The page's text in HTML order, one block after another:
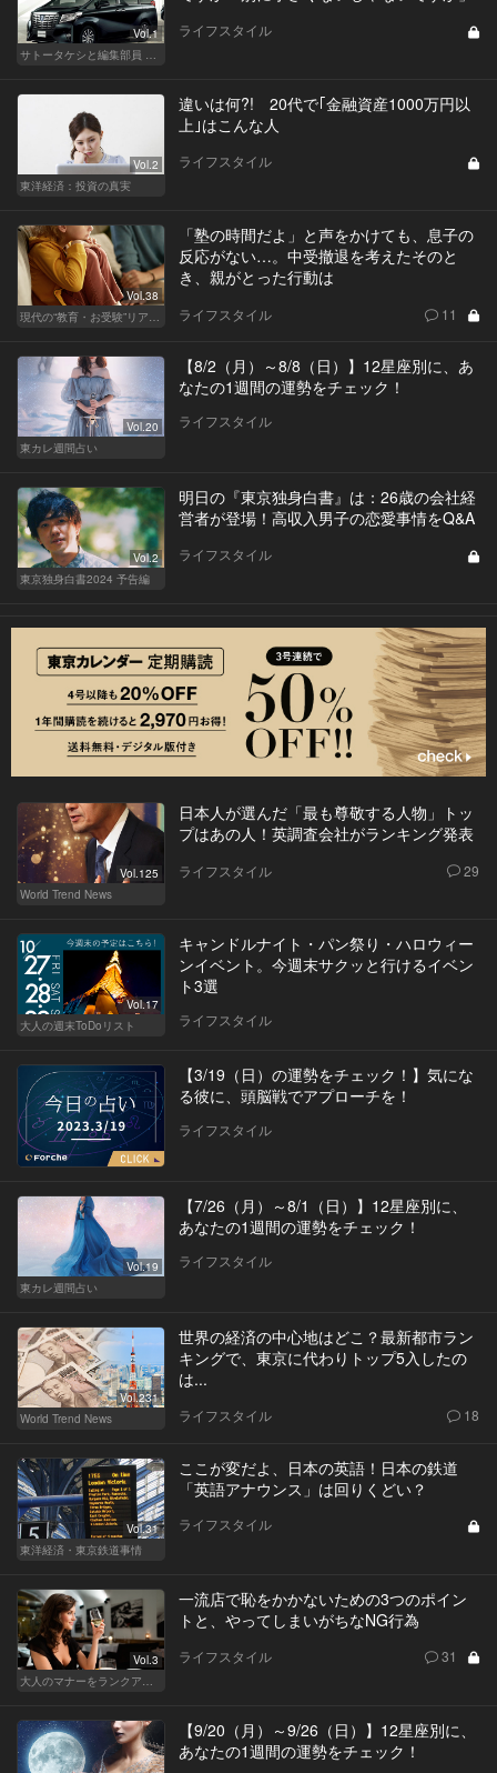
Vol.1
サトータケシと編集部員 船山の"CAR GENTSへの道"
ライフスタイル
Vol.2
東洋経済：投資の真実
違いは何?! 20代で｢金融資産1000万円以
上｣はこんな人
ライフスタイル
Vol.38
現代の“教育・お受験”リアルドキュメント
「塾の時間だよ」と声をかけても、息子の
反応がない…。中受撤退を考えたそのと
き、親がとった行動は
ライフスタイル 11
Vol.20
東カレ週間占い
【8/2（月）～8/8（日）】12星座別に、あ
なたの1週間の運勢をチェック！
ライフスタイル
Vol.2
東京独身白書2024 予告編
明日の『東京独身白書』は：26歳の会社経
営者が登場！高収入男子の恋愛事情をQ&A
ライフスタイル
Vol.125
World Trend News
日本人が選んだ「最も尊敬する人物」トッ
プはあの人！英調査会社がランキング発表
ライフスタイル 29
Vol.17
大人の週末ToDoリスト
キャンドルナイト・パン祭り・ハロウィー
ンイベント。今週末サクッと行けるイベン
ト3選
ライフスタイル
【3/19（日）の運勢をチェック！】気にな
る彼に、頭脳戦でアプローチを！
ライフスタイル
Vol.19
東カレ週間占い
【7/26（月）～8/1（日）】12星座別に、
あなたの1週間の運勢をチェック！
ライフスタイル
Vol.231
World Trend News
世界の経済の中心地はどこ？最新都市ラン
キングで、東京に代わりトップ5入したの
は...
ライフスタイル 18
Vol.31
東洋経済・東京鉄道事情
ここが変だよ、日本の英語！日本の鉄道
「英語アナウンス」は回りくどい？
ライフスタイル
Vol.3
大人のマナーをランクアップせよ
一流店で恥をかかないための3つのポイン
トと、やってしまいがちなNG行為
ライフスタイル 31
【9/20（月）～9/26（日）】12星座別に、
あなたの1週間の運勢をチェック！